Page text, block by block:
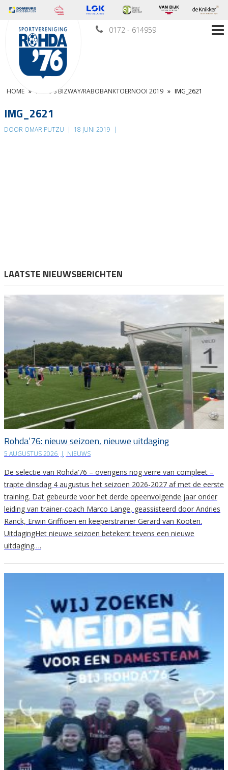
0172 - 614959
HOME » FOTO’S BIZWAY/RABOBANKTOERNOOI 2019 » IMG_2621
IMG_2621
DOOR OMAR PUTZU | 18 JUNI 2019 |
LAATSTE NIEUWSBERICHTEN
Rohda’76: nieuw seizoen, nieuwe uitdaging
5 AUGUSTUS 2026 | NIEUWS
De selectie van Rohda’76 – overigens nog verre van compleet –
trapte dinsdag 4 augustus het seizoen 2026-2027 af met de eerste
training. Dat gebeurde voor het derde opeenvolgende jaar onder
leiding van trainer-coach Marco Lange, geassisteerd door Andries
Ranck, Erwin Griffioen en keeperstrainer Gerard van Kooten.
UitdagingHet nieuwe seizoen betekent tevens een nieuwe
uitdaging….